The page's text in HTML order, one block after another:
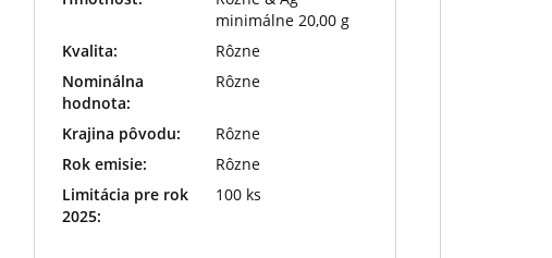
minimálne 20,00 g
Kvalita:
Rôzne
Nominálna
hodnota:
Rôzne
Krajina pôvodu:
Rôzne
Rok emisie:
Rôzne
Limitácia pre rok
2025:
100 ks